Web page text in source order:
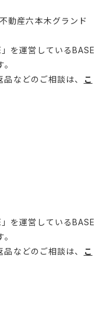
動産六本木グランド
を運営しているBASE
などのご相談は、
こ
を運営しているBASE
などのご相談は、
こ